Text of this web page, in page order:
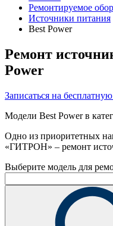
Ремонтируемое
Источники питания
Best Power
Ремонт
Power
Записаться на
Модели Best Power в
Одно из приоритетных
«ГИТРОН» – ремонт
Выберите модель для